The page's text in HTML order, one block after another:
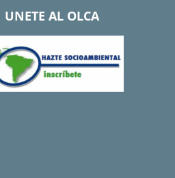
UNETE AL OLCA